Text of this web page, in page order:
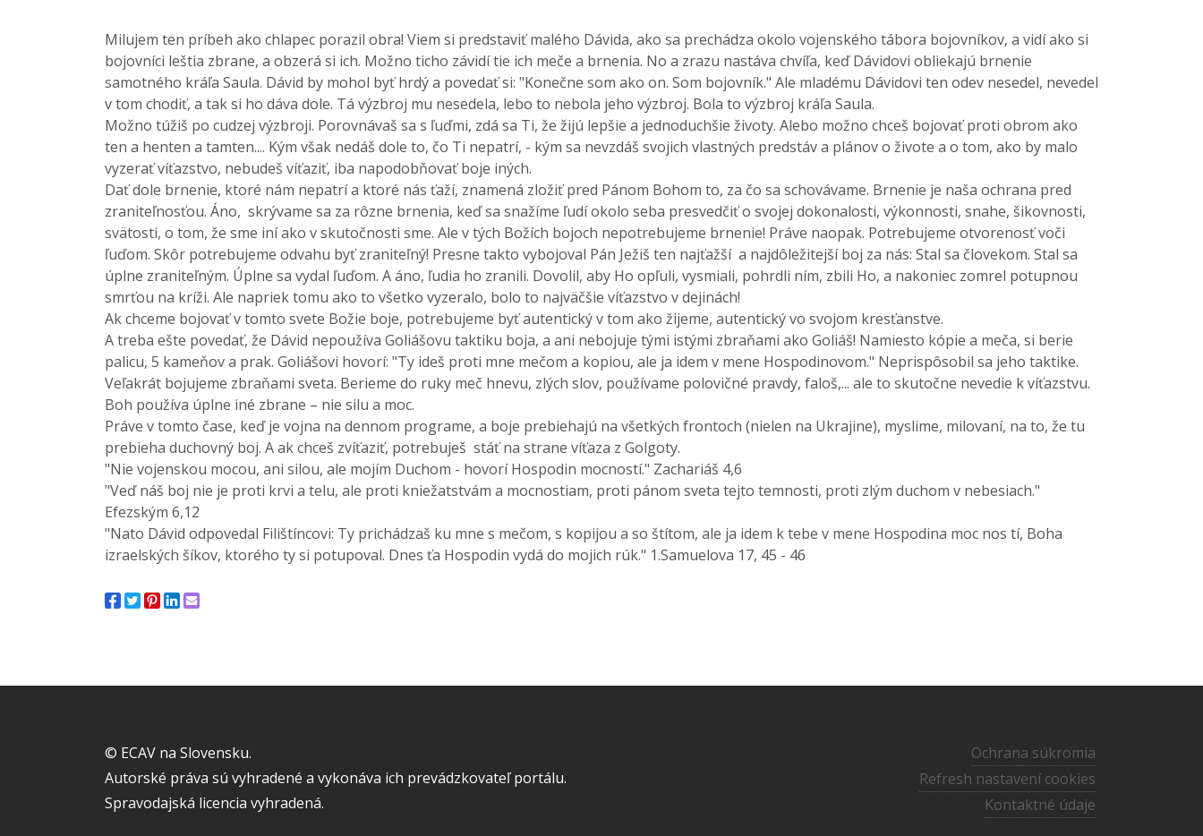
Milujem ten príbeh ako chlapec porazil obra! Viem si predstaviť malého Dávida, ako sa prechádza okolo vojenského tábora bojovníkov, a vidí ako si
bojovníci leštia zbrane, a obzerá si ich. Možno ticho závidí tie ich meče a brnenia. No a zrazu nastáva chvíľa, keď Dávidovi obliekajú brnenie
samotného kráľa Saula. Dávid by mohol byť hrdý a povedať si: "Konečne som ako on. Som bojovník." Ale mladému Dávidovi ten odev nesedel, nevedel
v tom chodiť, a tak si ho dáva dole. Tá výzbroj mu nesedela, lebo to nebola jeho výzbroj. Bola to výzbroj kráľa Saula.
Možno túžiš po cudzej výzbroji. Porovnávaš sa s ľuďmi, zdá sa Ti, že žijú lepšie a jednoduchšie životy. Alebo možno chceš bojovať proti obrom ako
ten a henten a tamten.... Kým však nedáš dole to, čo Ti nepatrí, - kým sa nevzdáš svojich vlastných predstáv a plánov o živote a o tom, ako by malo
vyzerať víťazstvo, nebudeš víťaziť, iba napodobňovať boje iných.
Dať dole brnenie, ktoré nám nepatrí a ktoré nás ťaží, znamená zložiť pred Pánom Bohom to, za čo sa schovávame. Brnenie je naša ochrana pred
zraniteľnosťou. Áno, skrývame sa za rôzne brnenia, keď sa snažíme ľudí okolo seba presvedčiť o svojej dokonalosti, výkonnosti, snahe, šikovnosti,
svätosti, o tom, že sme iní ako v skutočnosti sme. Ale v tých Božích bojoch nepotrebujeme brnenie! Práve naopak. Potrebujeme otvorenosť voči
ľuďom. Skôr potrebujeme odvahu byť zraniteľný! Presne takto vybojoval Pán Ježiš ten najťažší a najdôležitejší boj za nás: Stal sa človekom. Stal sa
úplne zraniteľným. Úplne sa vydal ľuďom. A áno, ľudia ho zranili. Dovolil, aby Ho opľuli, vysmiali, pohrdli ním, zbili Ho, a nakoniec zomrel potupnou
smrťou na kríži. Ale napriek tomu ako to všetko vyzeralo, bolo to najväčšie víťazstvo v dejinách!
Ak chceme bojovať v tomto svete Božie boje, potrebujeme byť autentický v tom ako žijeme, autentický vo svojom kresťanstve.
A treba ešte povedať, že Dávid nepoužíva Goliášovu taktiku boja, a ani nebojuje tými istými zbraňami ako Goliáš! Namiesto kópie a meča, si berie
palicu, 5 kameňov a prak. Goliášovi hovorí: "Ty ideš proti mne mečom a kopiou, ale ja idem v mene Hospodinovom." Neprispôsobil sa jeho taktike.
Veľakrát bojujeme zbraňami sveta. Berieme do ruky meč hnevu, zlých slov, používame polovičné pravdy, faloš,... ale to skutočne nevedie k víťazstvu.
Boh používa úplne iné zbrane – nie silu a moc.
Práve v tomto čase, keď je vojna na dennom programe, a boje prebiehajú na všetkých frontoch (nielen na Ukrajine), myslime, milovaní, na to, že tu
prebieha duchovný boj. A ak chceš zvíťaziť, potrebuješ stáť na strane víťaza z Golgoty.
"Nie vojenskou mocou, ani silou, ale mojím Duchom - hovorí Hospodin mocností." Zachariáš 4,6
"Veď náš boj nie je proti krvi a telu, ale proti kniežatstvám a mocnostiam, proti pánom sveta tejto temnosti, proti zlým duchom v nebesiach."
Efezským 6,12
"Nato Dávid odpovedal Filištíncovi: Ty prichádzaš ku mne s mečom, s kopijou a so štítom, ale ja idem k tebe v mene Hospodina moc nos tí, Boha
izraelských šíkov, ktorého ty si potupoval. Dnes ťa Hospodin vydá do mojich rúk." 1.Samuelova 17, 45 - 46
© ECAV na Slovensku.
Autorské práva sú vyhradené a vykonáva ich prevádzkovateľ portálu.
Spravodajská licencia vyhradená.
Ochrana súkromia
Refresh nastavení cookies
Kontaktné údaje